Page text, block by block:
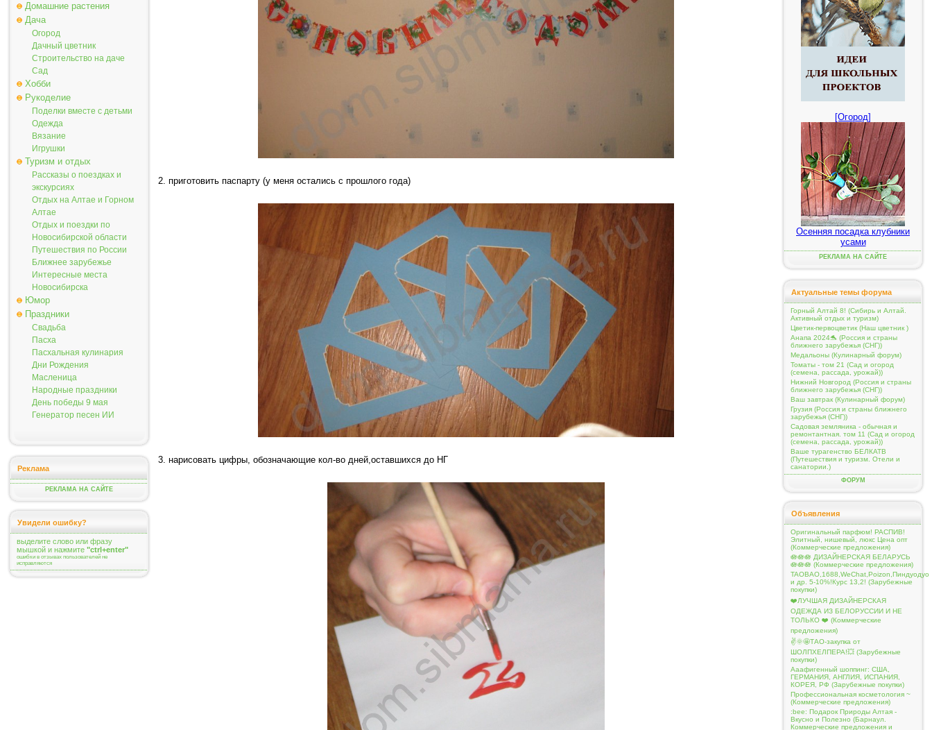
Домашние растения
Дача
Огород
Дачный цветник
Строительство на даче
Сад
Хобби
Рукоделие
Поделки вместе с детьми
Одежда
Вязание
Игрушки
Туризм и отдых
Рассказы о поездках и
экскурсиях
Отдых на Алтае и Горном
Алтае
Отдых и поездки по
Новосибирской области
Путешествия по России
Ближнее зарубежье
Интересные места
Новосибирска
Юмор
Праздники
Свадьба
Пасха
Пасхальная кулинария
Дни Рождения
Масленица
Народные праздники
День победы 9 мая
Генератор песен ИИ
Реклама
РЕКЛАМА НА САЙТЕ
Увидели ошибку?
выделите слово или фразу
мышкой и нажмите "ctrl+enter"
ошибки в отзывах пользователей не
исправляются
2. приготовить паспарту (у меня остались с прошлого года)
3. нарисовать цифры, обозначающие кол-во дней,оставшихся до НГ
[Огород]
Осенняя посадка клубники
усами
РЕКЛАМА НА САЙТЕ
Актуальные темы форума
Горный Алтай 8! (Сибирь и Алтай.
Активный отдых и туризм)
Цветик-первоцветик (Наш цветник )
Анапа 2024🐬 (Россия и страны
ближнего зарубежья (СНГ))
Медальоны (Кулинарный форум)
Томаты - том 21 (Сад и огород
(семена, рассада, урожай))
Нижний Новгород (Россия и страны
ближнего зарубежья (СНГ))
Ваш завтрак (Кулинарный форум)
Грузия (Россия и страны ближнего
зарубежья (СНГ))
Садовая земляника - обычная и
ремонтантная. том 11 (Сад и огород
(семена, рассада, урожай))
Ваше турагенство БЕЛКАТВ
(Путешествия и туризм. Отели и
санатории.)
ФОРУМ
Объявления
Оригинальный парфюм! РАСПИВ!
Элитный, нишевый, люкс Цена опт
(Коммерческие предложения)
🪷🪷🪷 ДИЗАЙНЕРСКАЯ БЕЛАРУСЬ
🪷🪷🪷 (Коммерческие предложения)
TAOBAO,1688,WeChat,Poizon,Пиндуодуо
и др. 5-10%!Курс 13,2! (Зарубежные
покупки)
❤️ЛУЧШАЯ ДИЗАЙНЕРСКАЯ
ОДЕЖДА ИЗ БЕЛОРУССИИ И НЕ
ТОЛЬКО ❤️ (Коммерческие
предложения)
✌️🌞🤩ТАО-закупка от
ШОЛПХЕЛПЕРА!💥 (Зарубежные
покупки)
Ааафигенный шоппинг: США,
ГЕРМАНИЯ, АНГЛИЯ, ИСПАНИЯ,
КОРЕЯ, РФ (Зарубежные покупки)
Профессиональная косметология ~
(Коммерческие предложения)
:bee: Подарок Природы Алтая -
Вкусно и Полезно (Барнаул.
Коммерческие предложения и